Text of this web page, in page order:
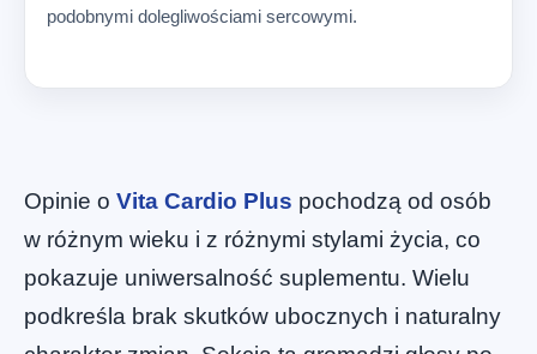
podobnymi dolegliwościami sercowymi.
Opinie o Vita Cardio Plus pochodzą od osób
w różnym wieku i z różnymi stylami życia, co
pokazuje uniwersalność suplementu. Wielu
podkreśla brak skutków ubocznych i naturalny